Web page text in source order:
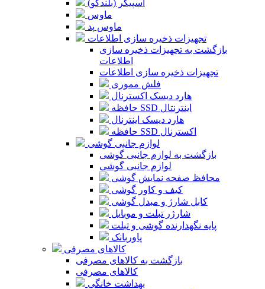
اسپیکر (بلندگو)
ماوس
ماوس پد
تجهیزات ذخیره سازی اطلاعات
بازگشت به تجهیزات ذخیره سازی
اطلاعات
تجهیزات ذخیره سازی اطلاعات
فلش مموری
هارد دیسک اکسترنال
حافظه SSD اینترنتال
هارد دیسک اینترنال
حافظه SSD اکسترنال
لوازم جانبی گوشی
بازگشت به لوازم جانبی گوشی
لوازم جانبی گوشی
محافظ صفحه نمایش گوشی
کیف و کاور گوشی
کابل شارژ و مبدل گوشی
شارژر تبلت و موبایل
پایه نگهدارنده گوشی و تبلت
پاوربانک
کالاهای مصرفی
بازگشت به کالاهای مصرفی
کالاهای مصرفی
بهداشت خانگی